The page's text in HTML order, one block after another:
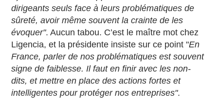
dirigeants seuls face à leurs problématiques de
sûreté, avoir même souvent la crainte de les
évoquer". Aucun tabou. C’est le maître mot chez
Ligencia, et la présidente insiste sur ce point "En
France, parler de nos problématiques est souvent
signe de faiblesse. Il faut en finir avec les non-
dits, et mettre en place des actions fortes et
intelligentes pour protéger nos entreprises".